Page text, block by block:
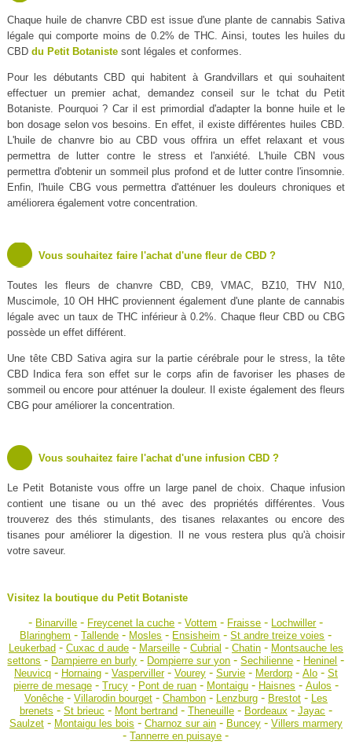
Chaque huile de chanvre CBD est issue d'une plante de cannabis Sativa
légale qui comporte moins de 0.2% de THC. Ainsi, toutes les huiles du
CBD du Petit Botanistesont légales et conformes.
Pour les débutants CBD qui habitent à Grandvillars et qui souhaitent
effectuer un premier achat, demandez conseil sur le tchat du Petit
Botaniste. Pourquoi ? Car il est primordial d'adapter la bonne huile et le
bon dosage selon vos besoins. En effet, il existe différentes huiles CBD.
L'huile de chanvre bio au CBD vous offrira un effet relaxant et vous
permettra de lutter contre le stress et l'anxiété. L'huile CBN vous
permettra d'obtenir un sommeil plus profond et de lutter contre l'insomnie.
Enfin, l'huile CBG vous permettra d'atténuer les douleurs chroniques et
améliorera également votre concentration.
Vous souhaitez faire l'achat d'une fleur de CBD ?
Toutes les fleurs de chanvre CBD, CB9, VMAC, BZ10, THV N10,
Muscimole, 10 OH HHC proviennent également d'une plante de cannabis
légale avec un taux de THC inférieur à 0.2%. Chaque fleur CBD ou CBG
possède un effet différent.
Une tête CBD Sativa agira sur la partie cérébrale pour le stress, la tête
CBD Indica fera son effet sur le corps afin de favoriser les phases de
sommeil ou encore pour atténuer la douleur. Il existe également des fleurs
CBG pour améliorer la concentration.
Vous souhaitez faire l'achat d'une infusion CBD ?
Le Petit Botaniste vous offre un large panel de choix. Chaque infusion
contient une tisane ou un thé avec des propriétés différentes. Vous
trouverez des thés stimulants, des tisanes relaxantes ou encore des
tisanes pour améliorer la digestion. Il ne vous restera plus qu'à choisir
votre saveur.
Visitez la boutique du Petit Botaniste
- Binarville - Freycenet la cuche -Vottem - Fraisse - Lochwiller-
Blaringhem -Tallende - Mosles - Ensisheim -St andre treize voies -
Leukerbad- Cuxac d aude- Marseille- Cubrial - Chatin- Montsauche les
settons - Dampierre en burly - Dompierre sur yon -Sechilienne - Heninel -
Neuvicq- Hornaing- Vasperviller- Vourey- Survie- Merdorp- Alo- St
pierre de mesage- Trucy- Pont de ruan- Montaigu- Haisnes - Aulos -
Vonêche- Villarodin bourget- Chambon- Lenzburg- Brestot- Les
brenets - St brieuc - Mont bertrand- Theneuille- Bordeaux - Jayac -
Saulzet- Montaigu les bois - Charnoz sur ain- Buncey- Villers marmery
-Tannerre en puisaye -